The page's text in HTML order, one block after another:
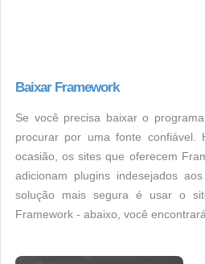
Baixar Framework
Se você precisa baixar o
procurar por uma fonte confiável.
ocasião, os sites que oferecem
adicionam plugins indesejados
solução mais segura é usar o
Framework - abaixo, você